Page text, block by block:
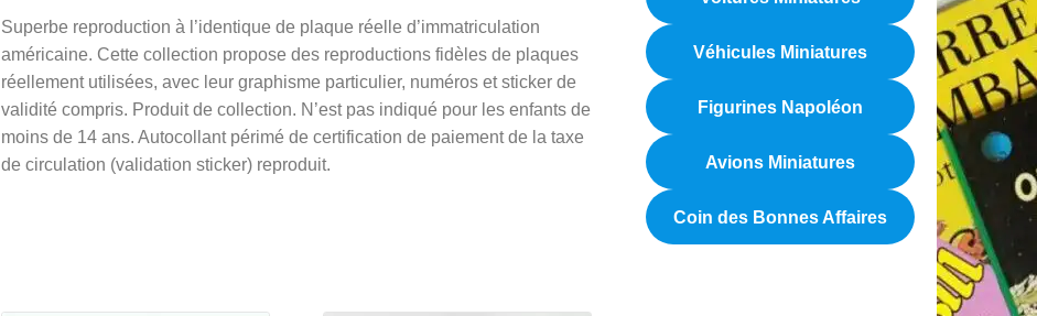
Superbe reproduction à l’identique de plaque réelle d’immatriculation
américaine. Cette collection propose des reproductions fidèles de plaques
réellement utilisées, avec leur graphisme particulier, numéros et sticker de
validité compris. Produit de collection. N’est pas indiqué pour les enfants de
moins de 14 ans. Autocollant périmé de certification de paiement de la taxe
de circulation (validation sticker) reproduit.
Véhicules Miniatures
Figurines Napoléon
Avions Miniatures
Coin des Bonnes Affaires